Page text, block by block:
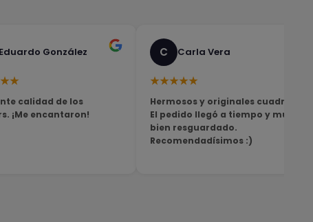
González
calidad de los
¡Me encantaron!
C Carla Vera
★★★★★
Hermosos y originales cuadros!
El pedido llegó a tiempo y muy
bien resguardado.
Recomendadísimos :)